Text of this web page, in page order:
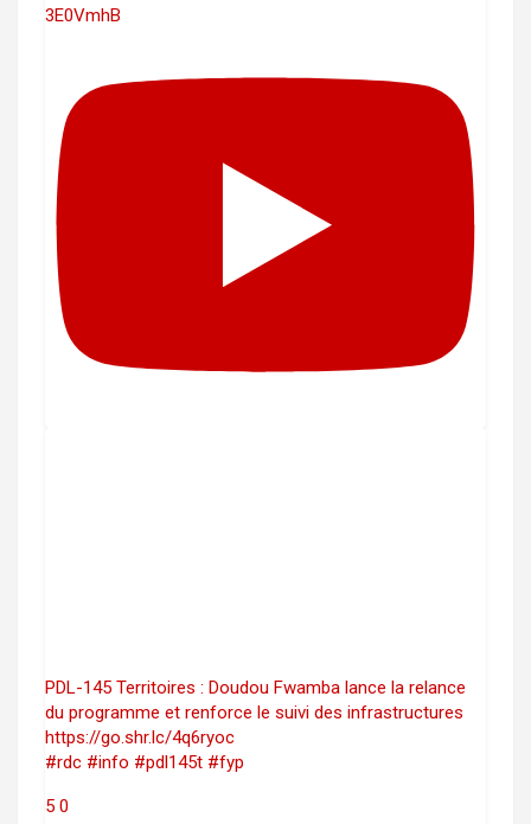
3E0VmhB
PDL-145 Territoires : Doudou Fwamba lance la relance
du programme et renforce le suivi des infrastructures
https://go.shr.lc/4q6ryoc
#rdc #info #pdl145t #fyp
5 0